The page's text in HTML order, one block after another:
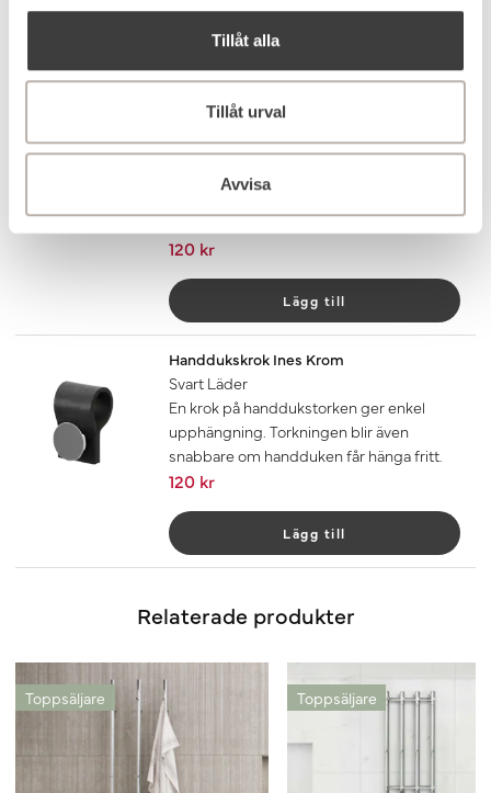
Tillåt alla
Tillåt urval
Avvisa
120 kr
Lägg till
Handdukskrok Ines Krom
Mörkbrunt Läder
En krok på handdukstorken ger enkel
upphängning. Torkningen blir även
snabbare om handduken får hänga fritt.
120 kr
Lägg till
Handdukskrok Ines Krom
Svart Läder
En krok på handdukstorken ger enkel
upphängning. Torkningen blir även
snabbare om handduken får hänga fritt.
120 kr
Lägg till
Relaterade produkter
Toppsäljare Toppsäljare